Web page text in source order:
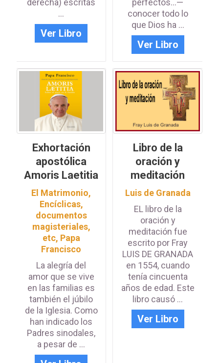
derecha) escritas
...
Ver Libro
perfectos...—
conocer todo lo
que Dios ha ...
Ver Libro
Exhortación
apostólica
Amoris Laetitia
El Matrimonio,
Encíclicas,
documentos
magisteriales,
etc, Papa
Francisco
La alegría del
amor que se vive
en las familias es
también el júbilo
de la Iglesia. Como
han indicado los
Padres sinodales,
a pesar de ...
Libro de la
oración y
meditación
Luis de Granada
EL libro de la
oración y
meditación fue
escrito por Fray
LUIS DE GRANADA
en 1554, cuando
tenía cincuenta
años de edad. Este
libro causó ...
Ver Libro